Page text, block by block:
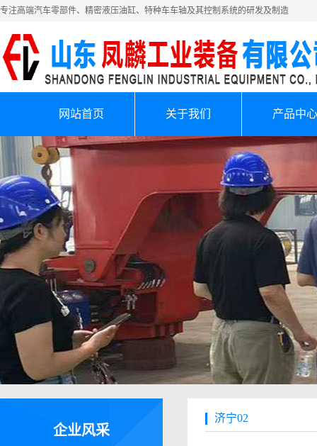
专注高端汽车零部件、精密液压油缸、特种车车轴及其控制系统的研发及制造
网站首页 关于我们 产品中心
企业风采
济宁02